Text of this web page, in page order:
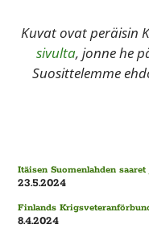
Kuvat ovat peräisin
sivulta, jonne he
Suosittelemme
Itäisen Suomenlahden
23.5.2024
Finlands
8.4.2024